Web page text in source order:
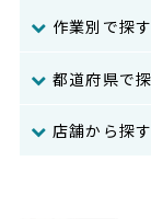
作業別で探す
都道府県で
店舗から探す